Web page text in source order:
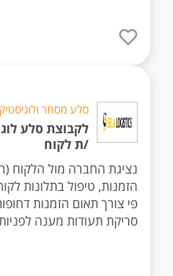
סלע מסחר
לקבוצת סלע
/ת לקוח
נציגת החברה מול הלקוח
הזמנות, טיפול בתלונות
סריקת תעודות מענה